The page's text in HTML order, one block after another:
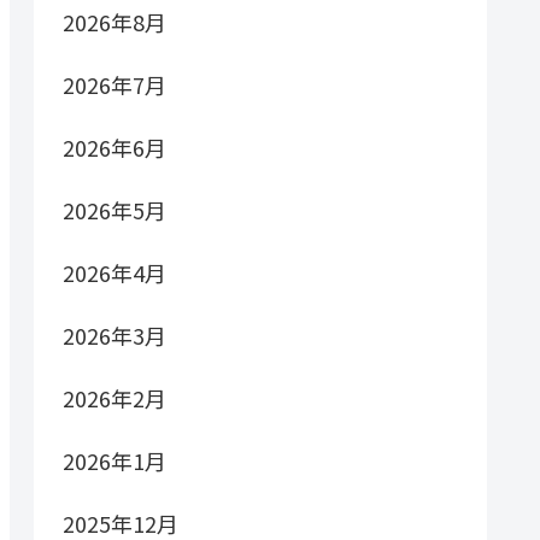
2026年8月
2026年7月
2026年6月
2026年5月
2026年4月
2026年3月
2026年2月
2026年1月
2025年12月